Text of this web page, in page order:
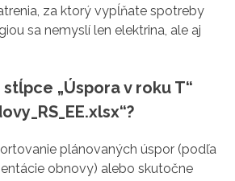
za ktorý vypĺňate spotreby
sa nemyslí len elektrina, ale aj
„Úspora v roku T“
plánovaných úspor (podľa
obnovy) alebo skutočne